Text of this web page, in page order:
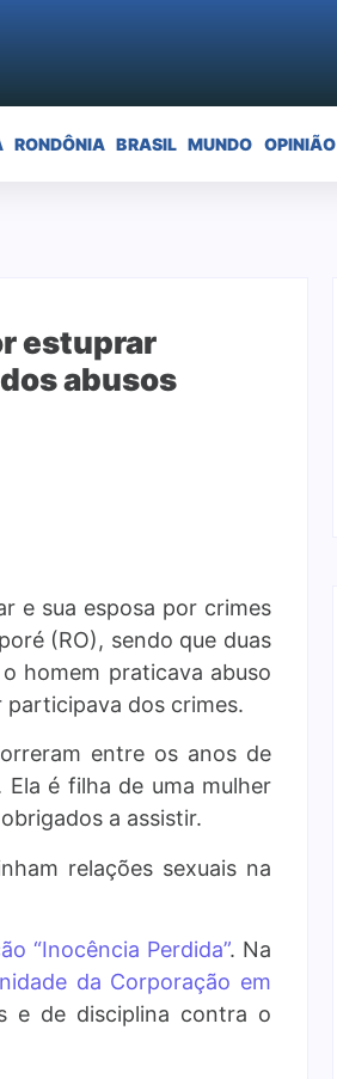
RONDÔNIA BRASIL MUNDO OPINIÃO
estuprar
abusos
e sua esposa por crimes
(RO), sendo que duas
homem praticava abuso
dos crimes.
entre os anos de
é filha de uma mulher
a assistir.
relações sexuais na
“Inocência Perdida”. Na
da Corporação em
e de disciplina contra o